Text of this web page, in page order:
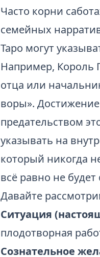
Часто корни
семейных
Таро могут
Например, Король
отца или
воры».
предательством
указывать на
который никогда
всё равно не
Давайте
Ситуация
плодотворная
Сознательное